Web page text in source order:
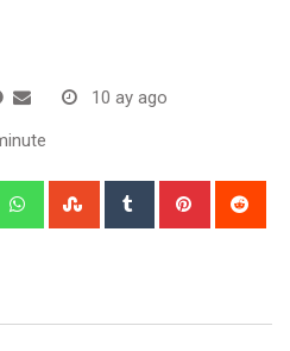
10 ay ago
WhatsappStumbleUpon
Tumblr Pinterest